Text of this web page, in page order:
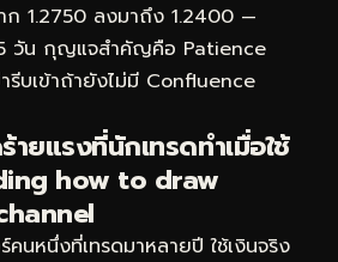
1.2750 ลงมาถึง 1.2400 —
วัน กุญแจสำคัญคือ Patience
รีบเข้าถ้ายังไม่มี Confluence
ยแรงที่นักเทรดทำเมื่อใช้
how to draw
คนหนึ่งที่เทรดมาหลายปี ใช้เงินจริง